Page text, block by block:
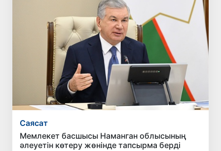
Саясат
Мемлекет басшысы Наманган облысының
әлеуетін көтеру жөнінде тапсырма берді